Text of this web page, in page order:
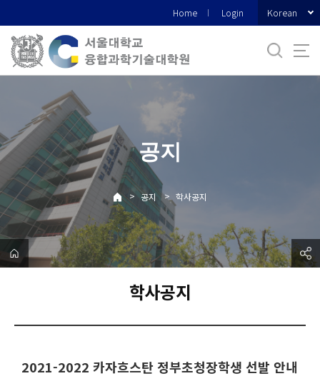
로
메
Home Login Korean
공지
> 공지 > 학사공지
학사공지
2021-2022 카자흐스탄 정부초청장학생 선발 안내